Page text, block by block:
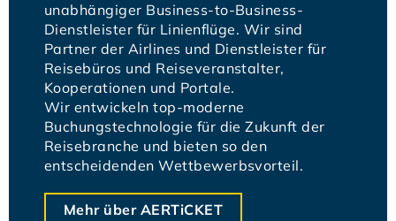
unabhängiger Business-to-Business-
Dienstleister für Linienflüge. Wir sind
Partner der Airlines und Dienstleister für
Reisebüros und Reiseveranstalter,
Kooperationen und Portale.
Wir entwickeln top-moderne
Buchungstechnologie für die Zukunft der
Reisebranche und bieten so den
entscheidenden Wettbewerbsvorteil.
Mehr über AERTiCKET